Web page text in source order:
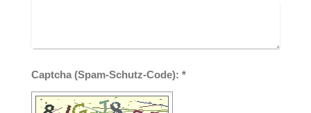
Captcha (Spam-Schutz-Code): *